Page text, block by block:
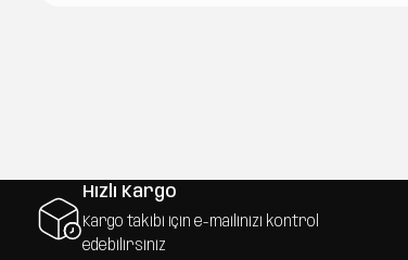
Hızlı Kargo
Kargo takibi için e-mailinizi kontrol
edebilirsiniz